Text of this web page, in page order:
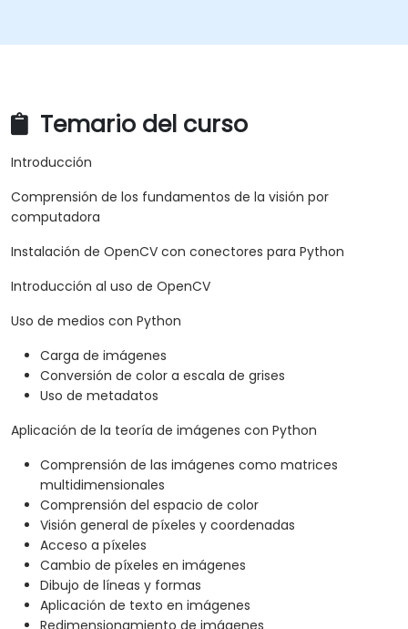
Temario del curso
Introducción
Comprensión de los fundamentos de la visión por
computadora
Instalación de OpenCV con conectores para Python
Introducción al uso de OpenCV
Uso de medios con Python
Carga de imágenes
Conversión de color a escala de grises
Uso de metadatos
Aplicación de la teoría de imágenes con Python
Comprensión de las imágenes como matrices
multidimensionales
Comprensión del espacio de color
Visión general de píxeles y coordenadas
Acceso a píxeles
Cambio de píxeles en imágenes
Dibujo de líneas y formas
Aplicación de texto en imágenes